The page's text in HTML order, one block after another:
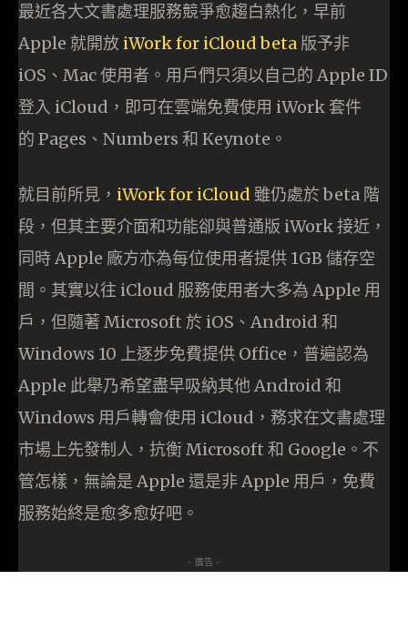
最近各大文書處理服務競爭愈趨白熱化，早前
Apple 就開放 iWork for iCloud beta 版予非
iOS、Mac 使用者。用戶們只須以自己的 Apple ID
登入 iCloud，即可在雲端免費使用 iWork 套件
的 Pages、Numbers 和 Keynote。
就目前所見， iWork for iCloud 雖仍處於 beta 階
段，但其主要介面和功能卻與普通版 iWork 接近，
同時 Apple 廠方亦為每位使用者提供 1GB 儲存空
間。其實以往 iCloud 服務使用者大多為 Apple 用
戶，但隨著 Microsoft 於 iOS、Android 和
Windows 10 上逐步免費提供 Office，普遍認為
Apple 此舉乃希望盡早吸納其他 Android 和
Windows 用戶轉會使用 iCloud，務求在文書處理
市場上先發制人，抗衡 Microsoft 和 Google。不
管怎樣，無論是 Apple 還是非 Apple 用戶，免費
服務始終是愈多愈好吧。
- 廣告 -